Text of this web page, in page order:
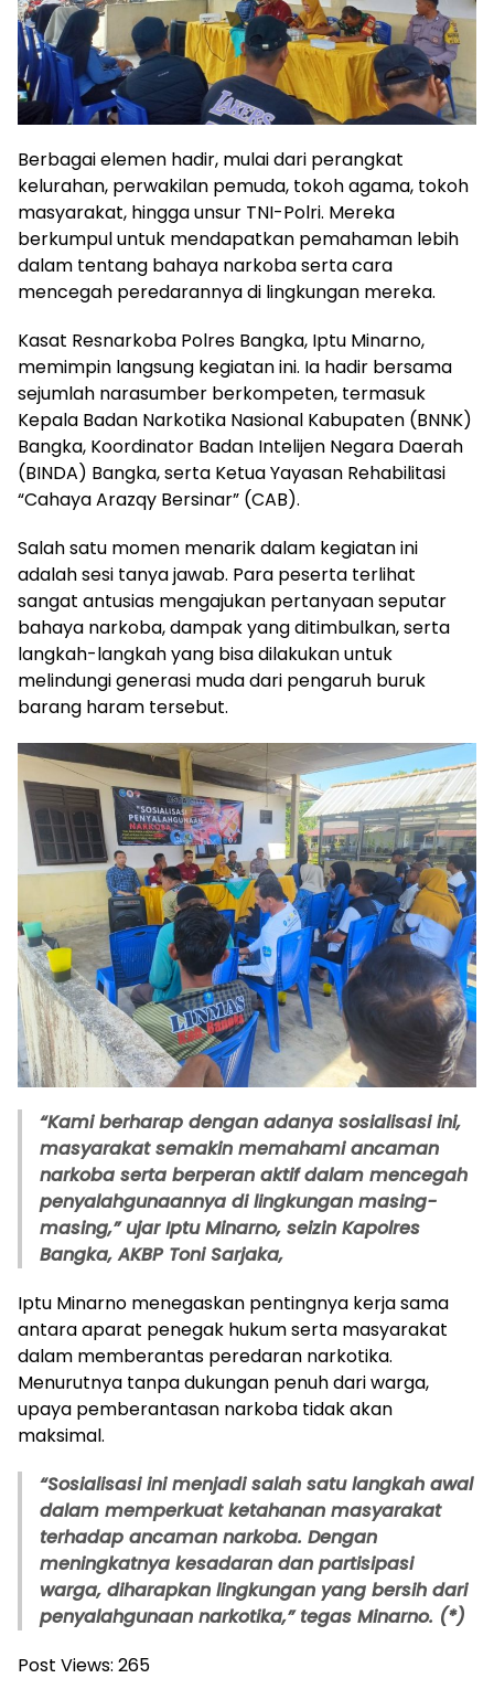
Berbagai elemen hadir, mulai dari perangkat
kelurahan, perwakilan pemuda, tokoh agama, tokoh
masyarakat, hingga unsur TNI-Polri. Mereka
berkumpul untuk mendapatkan pemahaman lebih
dalam tentang bahaya narkoba serta cara
mencegah peredarannya di lingkungan mereka.
Kasat Resnarkoba Polres Bangka, Iptu Minarno,
memimpin langsung kegiatan ini. Ia hadir bersama
sejumlah narasumber berkompeten, termasuk
Kepala Badan Narkotika Nasional Kabupaten (BNNK)
Bangka, Koordinator Badan Intelijen Negara Daerah
(BINDA) Bangka, serta Ketua Yayasan Rehabilitasi
“Cahaya Arazqy Bersinar” (CAB).
Salah satu momen menarik dalam kegiatan ini
adalah sesi tanya jawab. Para peserta terlihat
sangat antusias mengajukan pertanyaan seputar
bahaya narkoba, dampak yang ditimbulkan, serta
langkah-langkah yang bisa dilakukan untuk
melindungi generasi muda dari pengaruh buruk
barang haram tersebut.
“Kami berharap dengan adanya sosialisasi ini,
masyarakat semakin memahami ancaman
narkoba serta berperan aktif dalam mencegah
penyalahgunaannya di lingkungan masing-
masing,” ujar Iptu Minarno, seizin Kapolres
Bangka, AKBP Toni Sarjaka,
Iptu Minarno menegaskan pentingnya kerja sama
antara aparat penegak hukum serta masyarakat
dalam memberantas peredaran narkotika.
Menurutnya tanpa dukungan penuh dari warga,
upaya pemberantasan narkoba tidak akan
maksimal.
“Sosialisasi ini menjadi salah satu langkah awal
dalam memperkuat ketahanan masyarakat
terhadap ancaman narkoba. Dengan
meningkatnya kesadaran dan partisipasi
warga, diharapkan lingkungan yang bersih dari
penyalahgunaan narkotika,” tegas Minarno. (*)
Post Views: 265